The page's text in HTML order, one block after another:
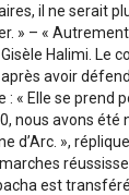
il ne serait
» – «
Halimi. Le
avoir
: « Elle se prend
nous avons été
d’Arc. »,
est